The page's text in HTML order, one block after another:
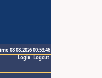
08.08.2026 00:53:46
Logout
Login